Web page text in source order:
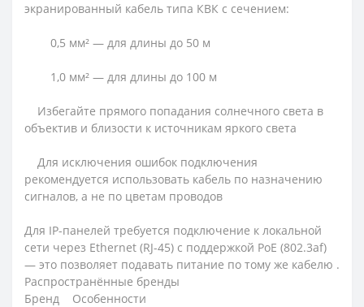
экранированный кабель типа КВК с сечением:
0,5 мм² — для длины до 50 м
1,0 мм² — для длины до 100 м
Избегайте прямого попадания солнечного света в
объектив и близости к источникам яркого света
Для исключения ошибок подключения
рекомендуется использовать кабель по назначению
сигналов, а не по цветам проводов
Для IP-панелей требуется подключение к локальной
сети через Ethernet (RJ-45) с поддержкой PoE (802.3af)
— это позволяет подавать питание по тому же кабелю .
Распространённые бренды
Бренд Особенности